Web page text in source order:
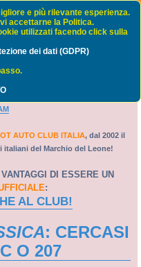
Italia - FORUM
AUTO CLUB ITALIA, dal 2002 il
del Marchio del Leone!
DI ESSERE UN
:
AL CLUB!
: CERCASI
O 207
e più rilevante esperienza.
accettarne la Politica.
utilizzati facendo click sulla
dei dati (GDPR)